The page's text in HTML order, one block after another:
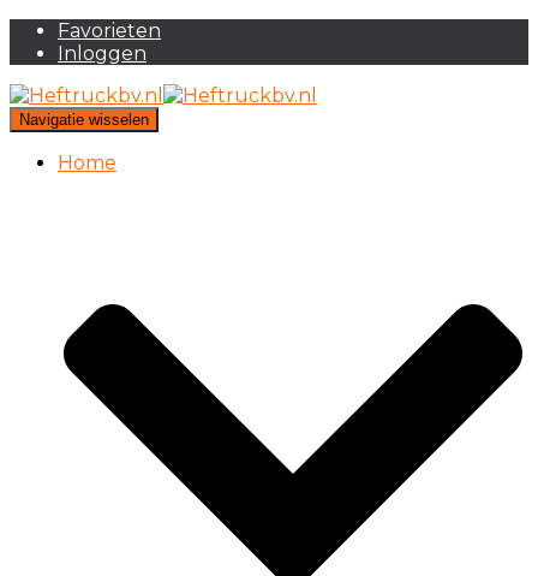
Favorieten
Inloggen
Navigatie wisselen
Home